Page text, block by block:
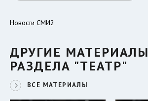
Новости СМИ2
ДРУГИЕ МАТЕРИАЛЫ
РАЗДЕЛА "ТЕАТР"
ВСЕ МАТЕРИАЛЫ